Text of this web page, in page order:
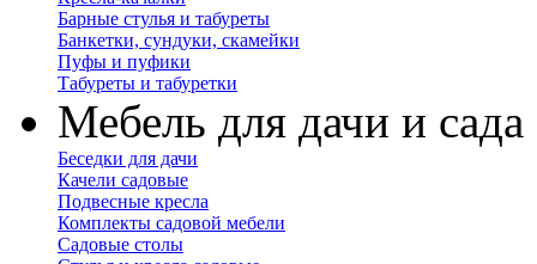
Барные стулья и табуреты
Банкетки, сундуки, скамейки
Пуфы и пуфики
Табуреты и табуретки
Мебель для дачи и сада
Беседки для дачи
Качели садовые
Подвесные кресла
Комплекты садовой мебели
Садовые столы